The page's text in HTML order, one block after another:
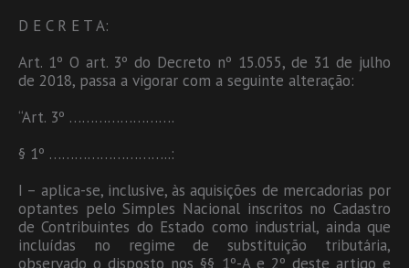
D E C R E T A:
Art. 1º O art. 3º do Decreto nº 15.055, de 31 de julho
de 2018, passa a vigorar com a seguinte alteração:
“Art. 3º …………………….
§ 1º ………………………..:
I – aplica-se, inclusive, às aquisições de mercadorias por
optantes pelo Simples Nacional inscritos no Cadastro
de Contribuintes do Estado como industrial, ainda que
incluídas no regime de substituição tributária,
observado o disposto nos §§ 1º-A e 2º deste artigo e